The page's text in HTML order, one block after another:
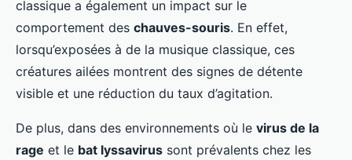
classique a également un impact sur le
comportement des chauves-souris. En effet,
lorsqu’exposées à de la musique classique, ces
créatures ailées montrent des signes de détente
visible et une réduction du taux d’agitation.
De plus, dans des environnements où le virus de la
rage et le bat lyssavirus sont prévalents chez les